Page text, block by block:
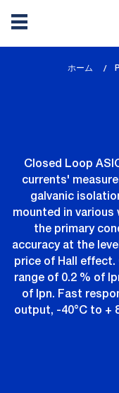
ホーム
Closed Loop
currents'
galvanic
mounted in various
the primary
accuracy at the
price of Hall effect.
range of 0.2 % of
of Ipn. Fast
output, -40°C to +